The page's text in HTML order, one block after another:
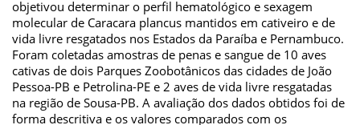
objetivou determinar o perfil hematológico e sexagem
molecular de Caracara plancus mantidos em cativeiro e de
vida livre resgatados nos Estados da Paraíba e Pernambuco.
Foram coletadas amostras de penas e sangue de 10 aves
cativas de dois Parques Zoobotânicos das cidades de João
Pessoa-PB e Petrolina-PE e 2 aves de vida livre resgatadas
na região de Sousa-PB. A avaliação dos dados obtidos foi de
forma descritiva e os valores comparados com os